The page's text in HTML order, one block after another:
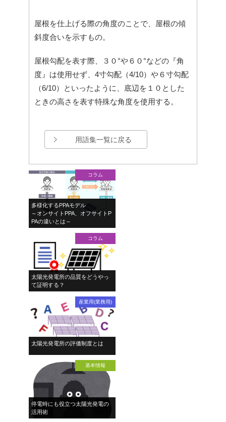
屋根を仕上げる際の角度のことで、屋根の傾
斜度合いを示すもの。
屋根勾配を表す際、３０°や６０°などの『角
度』は使用せず、4寸勾配（4/10）や６寸勾配
（6/10）といったように、底辺を１０とした
ときの高さを表す特殊な角度を使用する。
用語集一覧に戻る
コラム
多様化するPPAモデル
～オンサイトPPA、オフサイトP
PAの違いとは～
コラム
太陽光発電所の品質をどうやっ
て証明する？
産業用(業務用)
太陽光発電所の評価制度とは
基本情報
停電時にも役立つ太陽光発電の
活用術